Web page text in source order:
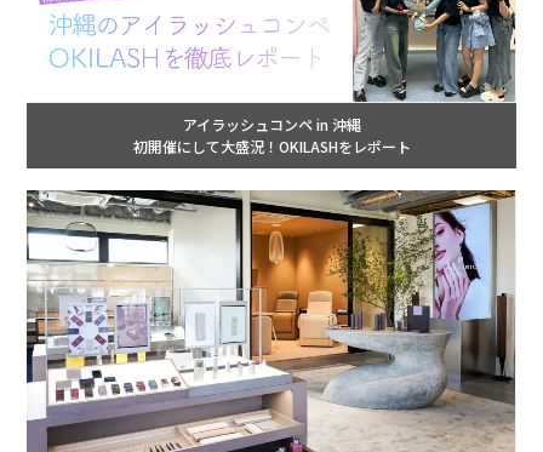
アイラッシュコンペ in 沖縄
初開催にして大盛況！OKILASHをレポート